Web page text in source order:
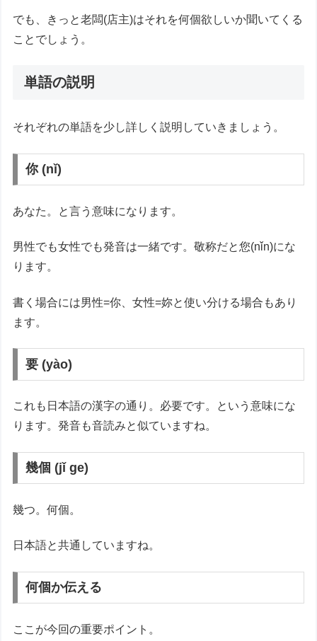
でも、きっと老闆(店主)はそれを何個欲しいか聞いてくる
ことでしょう。
単語の説明
それぞれの単語を少し詳しく説明していきましょう。
你 (nǐ)
あなた。と言う意味になります。
男性でも女性でも発音は一緒です。敬称だと您(nǐn)にな
ります。
書く場合には男性=你、女性=妳と使い分ける場合もあり
ます。
要 (yào)
これも日本語の漢字の通り。必要です。という意味にな
ります。発音も音読みと似ていますね。
幾個 (jǐ ge)
幾つ。何個。
日本語と共通していますね。
何個か伝える
ここが今回の重要ポイント。